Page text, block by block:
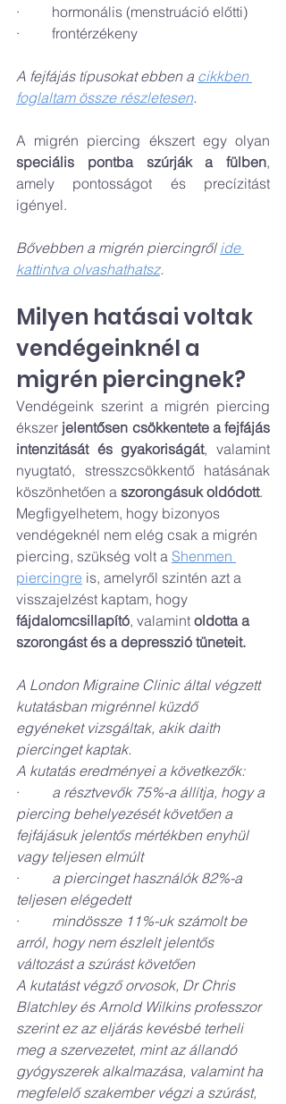
·         hormonális (menstruáció előtti)
·         frontérzékeny
A fejfájás típusokat ebben a cikkben
foglaltam össze részletesen.
speciális pontba szúrják a fülben,
amely pontosságot és precízitást
igényel.
Bővebben a migrén piercingről ide
kattintva olvashathatsz.
Milyen hatásai voltak
vendégeinknél a
migrén piercingnek?
Vendégeink szerint a migrén piercing
ékszer jelentősen csökkentete a fejfájás
intenzitását és gyakoriságát, valamint
nyugtató, stresszcsökkentő hatásának
köszönhetően a szorongásuk oldódott.
Megfigyelhetem, hogy bizonyos
vendégeknél nem elég csak a migrén
piercing, szükség volt a Shenmen
piercingre is, amelyről szintén azt a
visszajelzést kaptam, hogy
fájdalomcsillapító, valamint oldotta a
szorongást és a depresszió tüneteit.
A London Migraine Clinic által végzett
kutatásban migrénnel küzdő
egyéneket vizsgáltak, akik daith
piercinget kaptak.
A kutatás eredményei a következők:
· a résztvevők 75%-a állítja, hogy a
piercing behelyezését követően a
fejfájásuk jelentős mértékben enyhül
vagy teljesen elmúlt
· a piercinget használók 82%-a
teljesen elégedett
· mindössze 11%-uk számolt be
arról, hogy nem észlelt jelentős
változást a szúrást követően
A kutatást végző orvosok, Dr Chris
Blatchley és Arnold Wilkins professzor
szerint ez az eljárás kevésbé terheli
meg a szervezetet, mint az állandó
gyógyszerek alkalmazása, valamint ha
megfelelő szakember végzi a szúrást,